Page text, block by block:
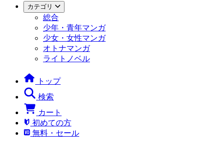
カテゴリ
総合
少年・青年マンガ
少女・女性マンガ
オトナマンガ
ライトノベル
トップ
検索
カート
初めての方
無料・セール